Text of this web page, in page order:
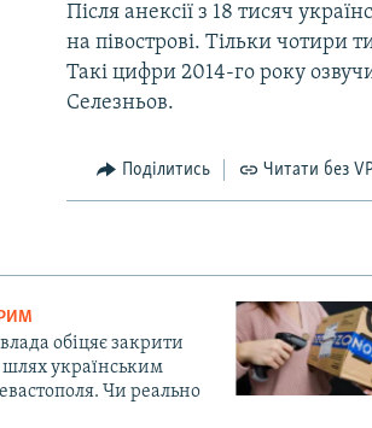
Після анексії з 18 тисяч
на півострові. Тільки чотири
Такі цифри 2014-го року
Селезньов.
Поділитись Читати без
обіцяє закрити
українським
Чи реально